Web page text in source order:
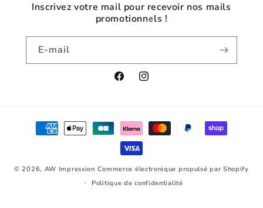
Inscrivez votre mail pour recevoir nos mails
promotionnels !
E-mail
FacebookInstagram
Moyens
© 2026, AW Impression Commerce électronique propulsé par Shopify
Politique de confidentialité